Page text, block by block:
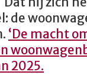
de
‘De macht
2025.